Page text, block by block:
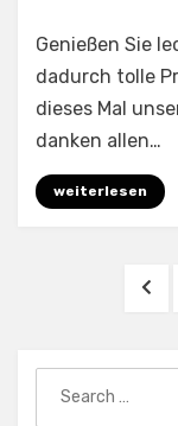
by Aufwind e.V.
Genießen Sie
dadurch tolle
dieses Mal
danken allen…
weiterlesen
for: